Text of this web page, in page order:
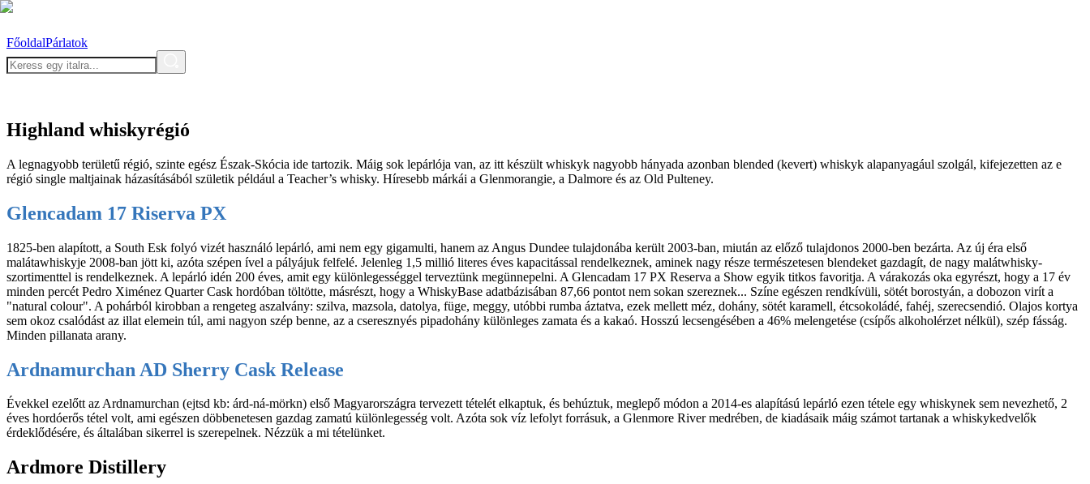
FőoldalPárlatok
Highland whiskyrégió
A legnagyobb területű régió, szinte egész Észak-Skócia ide tartozik. Máig sok lepárlója van, az itt készült whiskyk nagyobb hányada azonban blended (kevert) whiskyk alapanyagául szolgál, kifejezetten az e
régió single maltjainak házasításából születik például a Teacher’s whisky. Híresebb márkái a Glenmorangie, a Dalmore és az Old Pulteney.
Glencadam 17 Riserva PX
1825-ben alapított, a South Esk folyó vizét használó lepárló, ami nem egy gigamulti, hanem az Angus Dundee tulajdonába került 2003-ban, miután az előző tulajdonos 2000-ben bezárta. Az új éra első
malátawhiskyje 2008-ban jött ki, azóta szépen ível a pályájuk felfelé. Jelenleg 1,5 millió literes éves kapacitással rendelkeznek, aminek nagy része természetesen blendeket gazdagít, de nagy malátwhisky-
szortimenttel is rendelkeznek. A lepárló idén 200 éves, amit egy különlegességgel terveztünk megünnepelni. A Glencadam 17 PX Reserva a Show egyik titkos favoritja. A várakozás oka egyrészt, hogy a 17 év
minden percét Pedro Ximénez Quarter Cask hordóban töltötte, másrészt, hogy a WhiskyBase adatbázisában 87,66 pontot nem sokan szereznek... Színe egészen rendkívüli, sötét borostyán, a dobozon virít a
"natural colour". A pohárból kirobban a rengeteg aszalvány: szilva, mazsola, datolya, füge, meggy, utóbbi rumba áztatva, ezek mellett méz, dohány, sötét karamell, étcsokoládé, fahéj, szerecsendió. Olajos kortya
sem okoz csalódást az illat elemein túl, ami nagyon szép benne, az a cseresznyés pipadohány különleges zamata és a kakaó. Hosszú lecsengésében a 46% melengetése (csípős alkoholérzet nélkül), szép fásság.
Minden pillanata arany.
Ardnamurchan AD Sherry Cask Release
Évekkel ezelőtt az Ardnamurchan (ejtsd kb: árd-ná-mörkn) első Magyarországra tervezett tételét elkaptuk, és behúztuk, meglepő módon a 2014-es alapítású lepárló ezen tétele egy whiskynek sem nevezhető, 2
éves hordóerős tétel volt, ami egészen döbbenetesen gazdag zamatú különlegesség volt. Azóta sok víz lefolyt forrásuk, a Glenmore River medrében, de kiadásaik máig számot tartanak a whiskykedvelők
érdeklődésére, és általában sikerrel is szerepelnek. Nézzük a mi tételünket.
Ardmore Distillery